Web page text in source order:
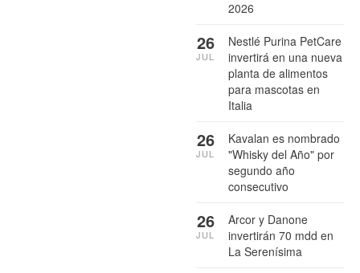
2026
Nestlé Purina PetCare
invertirá en una nueva
planta de alimentos
para mascotas en
Italia
26
JUL
Kavalan es nombrado
"Whisky del Año" por
segundo año
consecutivo
26
JUL
Arcor y Danone
invertirán 70 mdd en
La Serenísima
26
JUL